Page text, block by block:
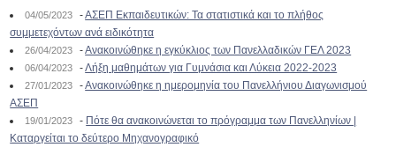
04/05/2023 -ΑΣΕΠ Εκπαιδευτικών: Τα στατιστικά και το πλήθος
συμμετεχόντων ανά ειδικότητα
26/04/2023 -Ανακοινώθηκε η εγκύκλιος των Πανελλαδικών ΓΕΛ 2023
06/04/2023 -Λήξη μαθημάτων για Γυμνάσια και Λύκεια 2022-2023
27/01/2023 -Ανακοινώθηκε η ημερομηνία του Πανελλήνιου Διαγωνισμού
ΑΣΕΠ
19/01/2023 - Πότε θα ανακοινώνεται το πρόγραμμα των Πανελληνίων |
Καταργείται το δεύτερο Μηχανογραφικό